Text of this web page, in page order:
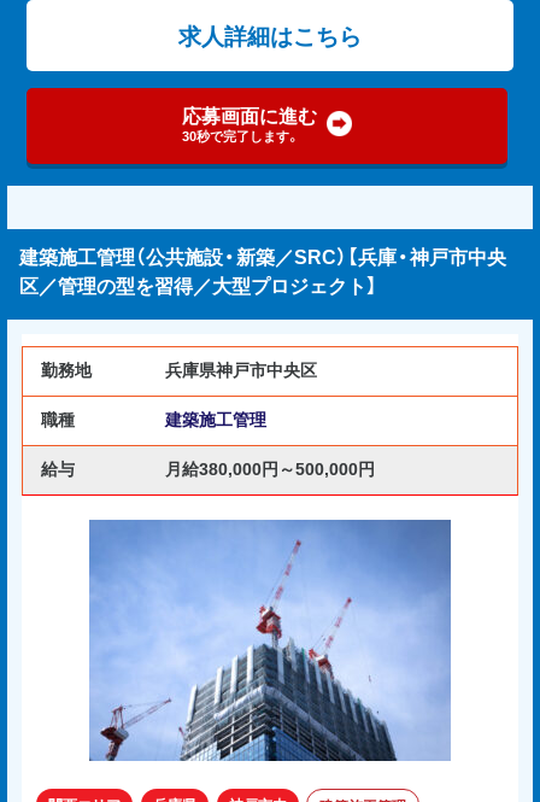
求人詳細はこちら
応募画面に進む
30秒で完了します。
建築施工管理（公共施設・新築／SRC）【兵庫・神戸市中央
区／管理の型を習得／大型プロジェクト】
勤務地 兵庫県神戸市中央区
職種 建築施工管理
給与 月給380,000円～500,000円